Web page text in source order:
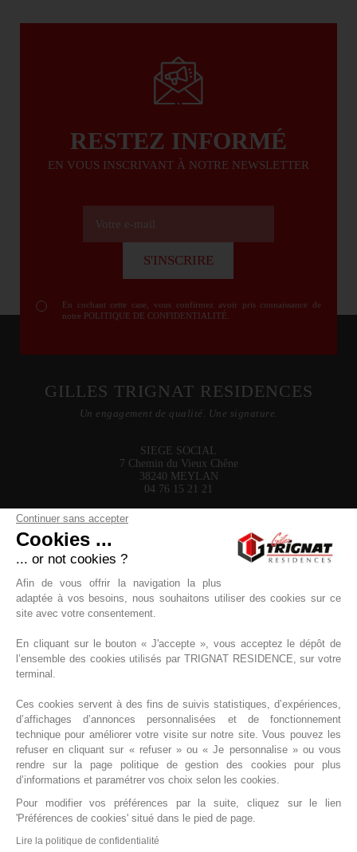
RESTEZ INFORMÉ
EN VOUS INSCRIVANT À NOTRE NEWSLETTER
Votre e-mail
S'INSCRIRE
S'INSCRIRE
En cochant cette case, vous confirmez avoir pris connaissance de
notre POLITIQUE DE CONFIDENTIALITÉ
GILLES TRIGNAT RESIDENCES
Un engagement de qualité. Une signature.
SIEGE SOCIAL
7 Chemin du Vieux Chêne
38240 MEYLAN
04 76 15 21 21
11 Rue de la Voie Lactée
69370 Saint-Didier-au-Mont-d'Or
04 58 27 01 25
RECRUTEMENT
Continuer sans accepter
Cookies ...
... or not cookies ?
Afin de vous offrir la navigation la plus
adaptée à vos besoins, nous souhaitons utiliser des cookies sur ce
site avec votre consentement.
En cliquant sur le bouton « J'accepte », vous acceptez le dépôt de
l’ensemble des cookies utilisés par TRIGNAT RESIDENCE, sur votre
terminal.
Ces cookies servent à des fins de suivis statistiques, d’expériences,
d’affichages d’annonces personnalisées et de fonctionnement
technique pour améliorer votre visite sur notre site. Vous pouvez les
refuser en cliquant sur « refuser » ou « Je personnalise » ou vous
rendre sur la page politique de gestion des cookies pour plus
d’informations et paramétrer vos choix selon les cookies.
Pour modifier vos préférences par la suite, cliquez sur le lien
'Préférences de cookies' situé dans le pied de page.
Lire la politique de confidentialité